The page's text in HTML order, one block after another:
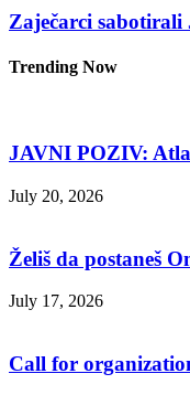
Zaječarci sabotirali
Trending Now
JAVNI POZIV:
July 20, 2026
Želiš da postaneš
July 17, 2026
Call for